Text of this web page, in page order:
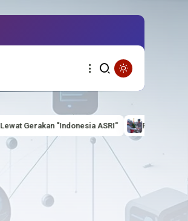
Polres Kapuas Hulu Bagikan 100 Bendera